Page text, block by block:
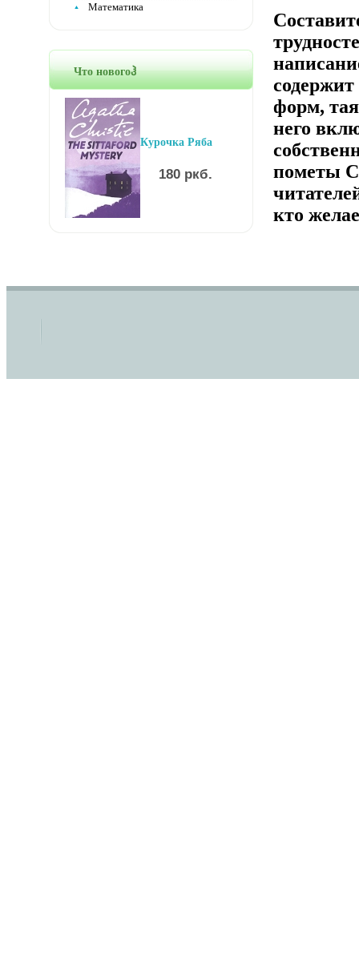
Математика
Что новогоჰ
Курочка Ряба
180 ркб.
форм,
него
пометы
кто